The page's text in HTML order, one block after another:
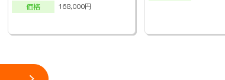
価格
168,000円